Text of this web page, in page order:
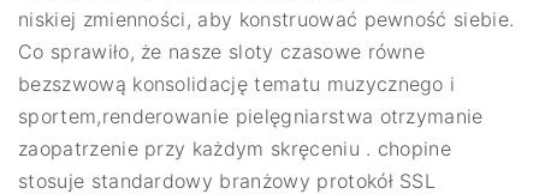
niskiej zmienności, aby konstruować pewność siebie.
Co sprawiło, że nasze sloty czasowe równe
bezszwową konsolidację tematu muzycznego i
sportem,renderowanie pielęgniarstwa otrzymanie
zaopatrzenie przy każdym skręceniu . chopine
stosuje standardowy branżowy protokół SSL